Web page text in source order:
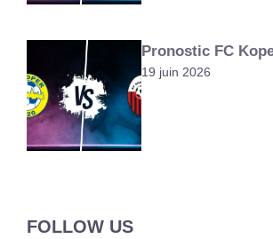
Pronostic FC
19 juin 2026
FOLLOW US